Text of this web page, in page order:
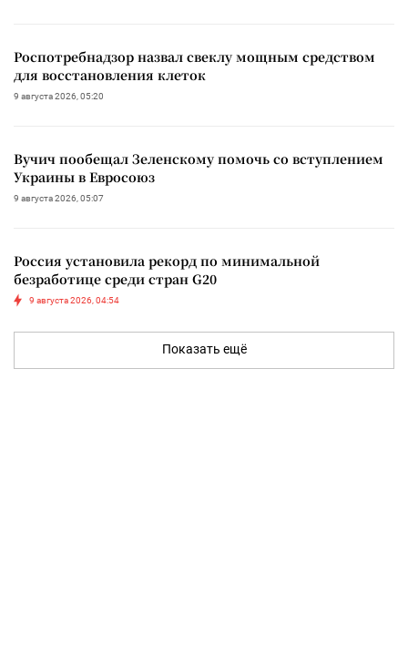
Роспотребнадзор назвал свеклу мощным средством
для восстановления клеток
9 августа 2026, 05:20
Вучич пообещал Зеленскому помочь со вступлением
Украины в Евросоюз
9 августа 2026, 05:07
Россия установила рекорд по минимальной
безработице среди стран G20
9 августа 2026, 04:54
Показать ещё